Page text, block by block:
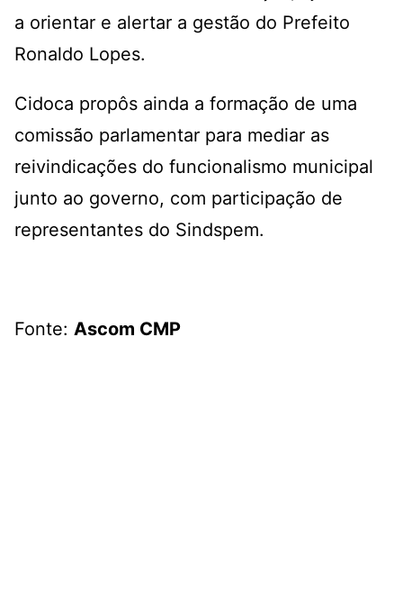
a orientar e alertar a gestão do Prefeito
Ronaldo Lopes.
Cidoca propôs ainda a formação de uma
comissão parlamentar para mediar as
reivindicações do funcionalismo municipal
junto ao governo, com participação de
representantes do Sindspem.
Fonte: Ascom CMP